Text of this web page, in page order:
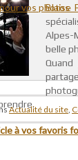
vos photos
Blaise
belle
Actualité du site
à vos favoris